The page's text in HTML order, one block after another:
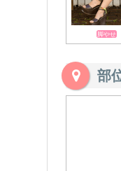
脚やせ
部